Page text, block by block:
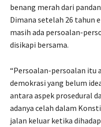
benang merah dari
Dimana setelah 26 tahun
masih ada persoalan-
disikapi bersama.
“Persoalan-persoalan itu
demokrasi yang belum
antara aspek prosedural
adanya celah dalam
jalan keluar ketika